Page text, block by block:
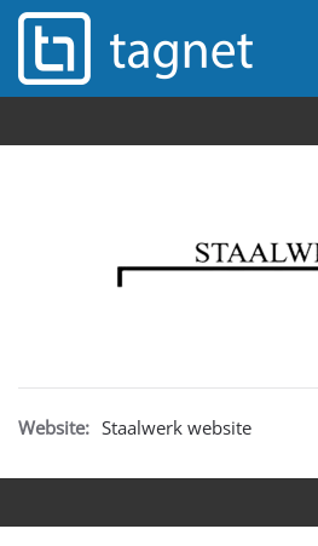
Overslaan en naar de inhoud gaan
Website: Staalwerk website